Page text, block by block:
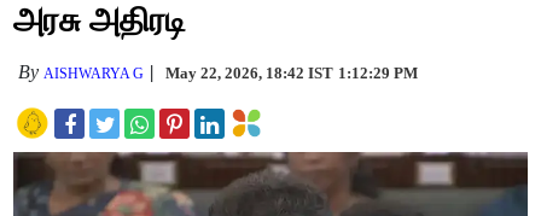
அரசு அதிரடி
By AISHWARYA G May 22, 2026, 18:42 IST 1:12:29 PM